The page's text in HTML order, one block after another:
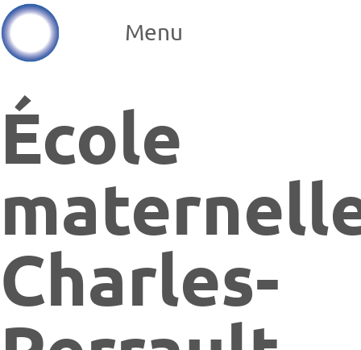
Menu
École
Charles-